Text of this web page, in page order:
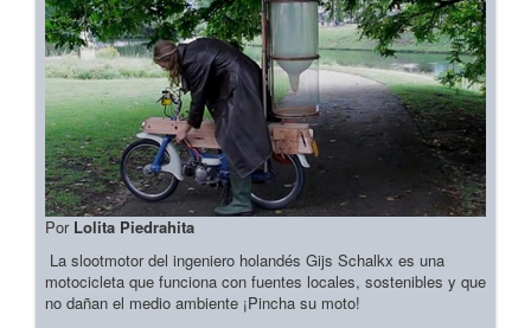
Por Lolita Piedrahita
La slootmotor del ingeniero holandés Gijs Schalkx es una
motocicleta que funciona con fuentes locales, sostenibles y que
no dañan el medio ambiente ¡Pincha su moto!